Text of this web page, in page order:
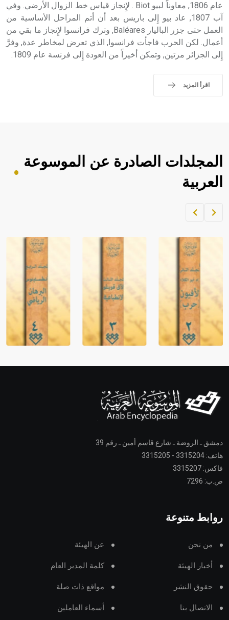
عام 1806, معاوناًَ لبيو Biot . لإِنجاز قياس خط الزوال الأرضي. وفي
آب 1807, عاد بيو إِلى باريس بعد أن أتم المراحل الأساسية من
العمل حتى جزر الباليار Baléares, وترك فرانسوا لإِنجاز ما بقي من
أعمال. لكن الحرب فاجأت فرانسوا, الذي تعرض لمخاطر عدة, وفرَّ
إِلى الجزائر مرتين, وتمكن أخيراً من العودة إِلى فرنسة عام 1809.
اقرأ المزيد
المجلدات الصادرة عن الموسوعة
العربية
دمشق ـ الروضة ـ شارع قاسم أمين ـ رقم 39
هاتف: 3315204 - 3315205
فاكس: 3315207
ص.ب: 7296
روابط متنوعة
من نحن عن الهيئة
أخبار الهيئة كلمة المدير العام
حقوق النشر مواقع ذات صلة
الاتصال بنا أسماء العاملين